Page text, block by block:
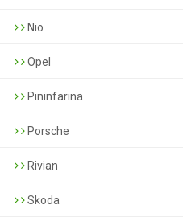
Nio
Opel
Pininfarina
Porsche
Rivian
Skoda